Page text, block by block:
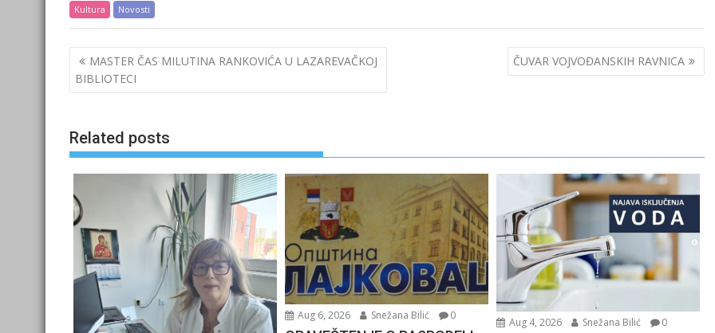
Kultura Novosti
Post
navigation
MASTER ČAS MILUTINA RANKOVIĆA U LAZAREVAČKOJ
BIBLIOTECI
ČUVAR VOJVOĐANSKIH RAVNICA
Related posts
Aug 6, 2026 Snežana Bilić 0
Aug 4, 2026 Snežana Bilić 0